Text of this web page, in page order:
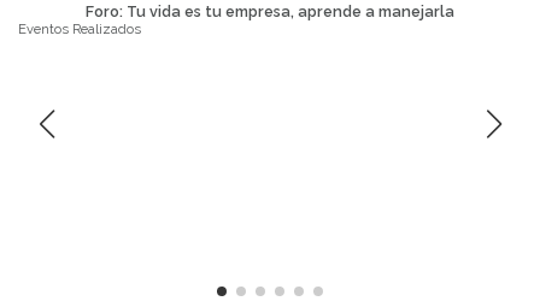
Foro: Tu vida es tu empresa, aprende a manejarla
Eventos Realizados